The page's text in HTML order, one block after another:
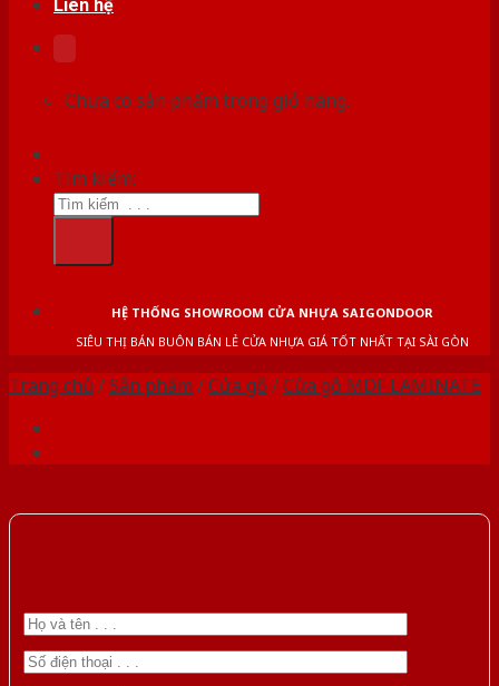
Liên hệ
Chưa có sản phẩm trong giỏ hàng.
Tìm kiếm:
HỆ THỐNG SHOWROOM CỬA NHỰA SAIGONDOOR
SIÊU THỊ BÁN BUÔN BÁN LẺ CỬA NHỰA GIÁ TỐT NHẤT TẠI SÀI GÒN
Trang chủ /Sản phẩm /Cửa gỗ /Cửa gỗ MDF LAMINATE